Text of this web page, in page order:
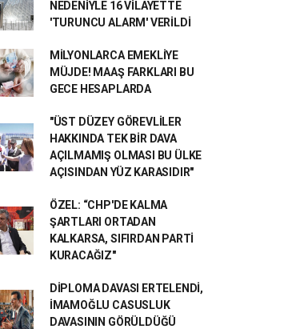
NEDENİYLE 16 VİLAYETTE
'TURUNCU ALARM' VERİLDİ
MİLYONLARCA EMEKLİYE
MÜJDE! MAAŞ FARKLARI BU
GECE HESAPLARDA
"ÜST DÜZEY GÖREVLİLER
HAKKINDA TEK BİR DAVA
AÇILMAMIŞ OLMASI BU ÜLKE
AÇISINDAN YÜZ KARASIDIR"
ÖZEL: “CHP'DE KALMA
ŞARTLARI ORTADAN
KALKARSA, SIFIRDAN PARTİ
KURACAĞIZ"
DİPLOMA DAVASI ERTELENDİ,
İMAMOĞLU CASUSLUK
DAVASININ GÖRÜLDÜĞÜ